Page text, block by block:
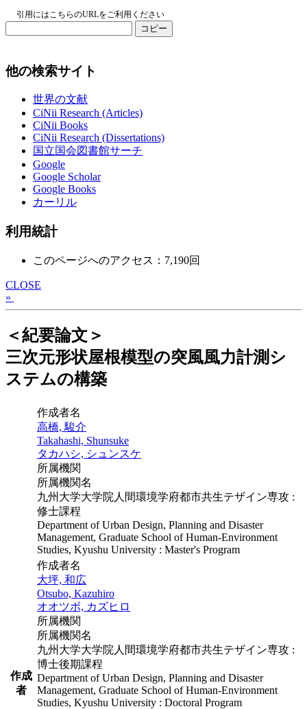
引用にはこちらのURLをご利用ください
コピー
他の検索サイト
世界の文献
CiNii Research (Articles)
CiNii Books
CiNii Research (Dissertations)
国立国会図書館サーチ
Google
Google Scholar
Google Books
カーリル
利用統計
このページへのアクセス：7,190回
CLOSE
»
＜紀要論文＞
三次元形状屋根模型の突風風力計測シ
ステムの構築
作成
者
作成者名
高橋, 駿介
Takahashi, Shunsuke
タカハシ, シュンスケ
所属機関
所属機関名
九州大学大学院人間環境学府都市共生テザイン専攻 :
修士課程
Department of Urban Design, Planning and Disaster
Management, Graduate School of Human-Environment
Studies, Kyushu University : Master's Program
作成者名
大坪, 和広
Otsubo, Kazuhiro
オオツボ, カズヒロ
所属機関
所属機関名
九州大学大学院人間環境学府都市共生テザイン専攻 :
博士後期課程
Department of Urban Design, Planning and Disaster
Management, Graduate School of Human-Environment
Studies, Kyushu University : Doctoral Program